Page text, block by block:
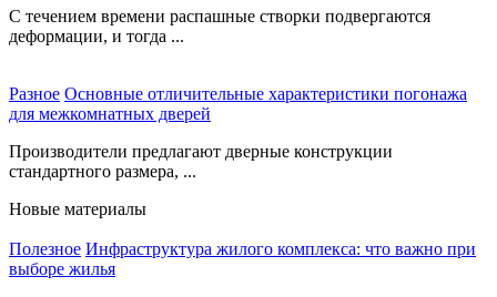
С течением времени распашные створки подвергаются
деформации, и тогда ...
Разное Основные отличительные характеристики погонажа
для межкомнатных дверей
Производители предлагают дверные конструкции
стандартного размера, ...
Новые материалы
Полезное Инфраструктура жилого комплекса: что важно при
выборе жилья